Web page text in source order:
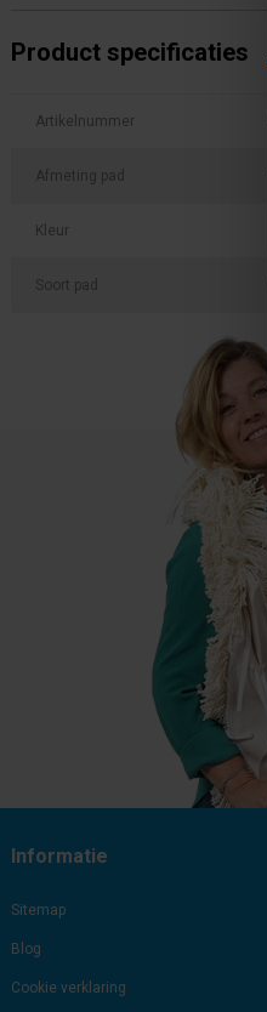
Product specificaties
Artikelnummer
Afmeting pad
Kleur
Soort pad
Informatie
Sitemap
Blog
Cookie verklaring